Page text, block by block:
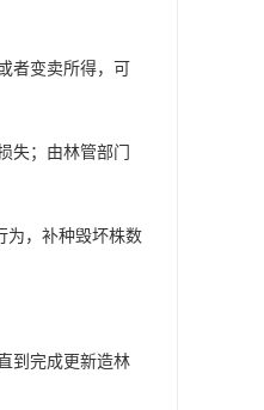
变卖所得，可
；由林管部门
，补种毁坏株数
到完成更新造林